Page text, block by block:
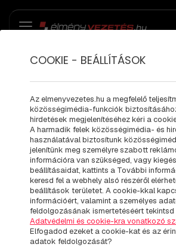
FORD
SVO SHELBY
DESIGN
COOKIE - BEÁLLÍTÁSOK
Az elmenyvezetes.hu a megfelelő
közösségimédia-funkciók
hirdetések megjelenítéséhez kéri a
A harmadik felek közösségimédia- és
használatával biztosítunk
jelenítünk meg személyre szabott
információra van szükséged, vagy
beállításaidat, kattints a További
keresd fel a webhely alsó részéről
beállítások területet. A cookie-kkal
információért, valamint a személyes
feldolgozásának ismertetéséért tekintsd
Adatvédelmi és cookie-kra vonatkozó
Elfogadod ezeket a cookie-kat és az
adatok feldolgozását?